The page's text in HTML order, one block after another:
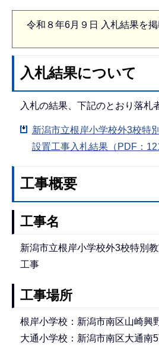
令和８年6月９日 入札結果を掲
入札結果について
入札の結果、下記のとおり落札
新潟市立根岸小学校外3校特
設置工事入札結果（PDF：
工事概要
工事名
新潟市立根岸小学校外3校特別
工事
工事場所
根岸小学校：新潟市南区山崎
大通小学校：新潟市南区大通